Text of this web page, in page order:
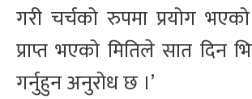
गरी चर्चको रुपमा प्रयोग
प्राप्त भएको मितिले सात दिन
गर्नुहुन अनुरोध छ ।’